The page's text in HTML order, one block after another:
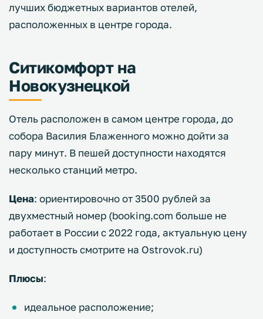
лучших бюджетных вариантов отелей,
расположенных в центре города.
Ситикомфорт на
Новокузнецкой
Отель расположен в самом центре города, до
собора Василия Блаженного можно дойти за
пару минут. В пешей доступности находятся
несколько станций метро.
Цена: ориентировочно от 3500 рублей за
двухместный номер (booking.com больше не
работает в России с 2022 года, актуальную цену
и доступность смотрите на Ostrovok.ru)
Плюсы:
идеальное расположение;